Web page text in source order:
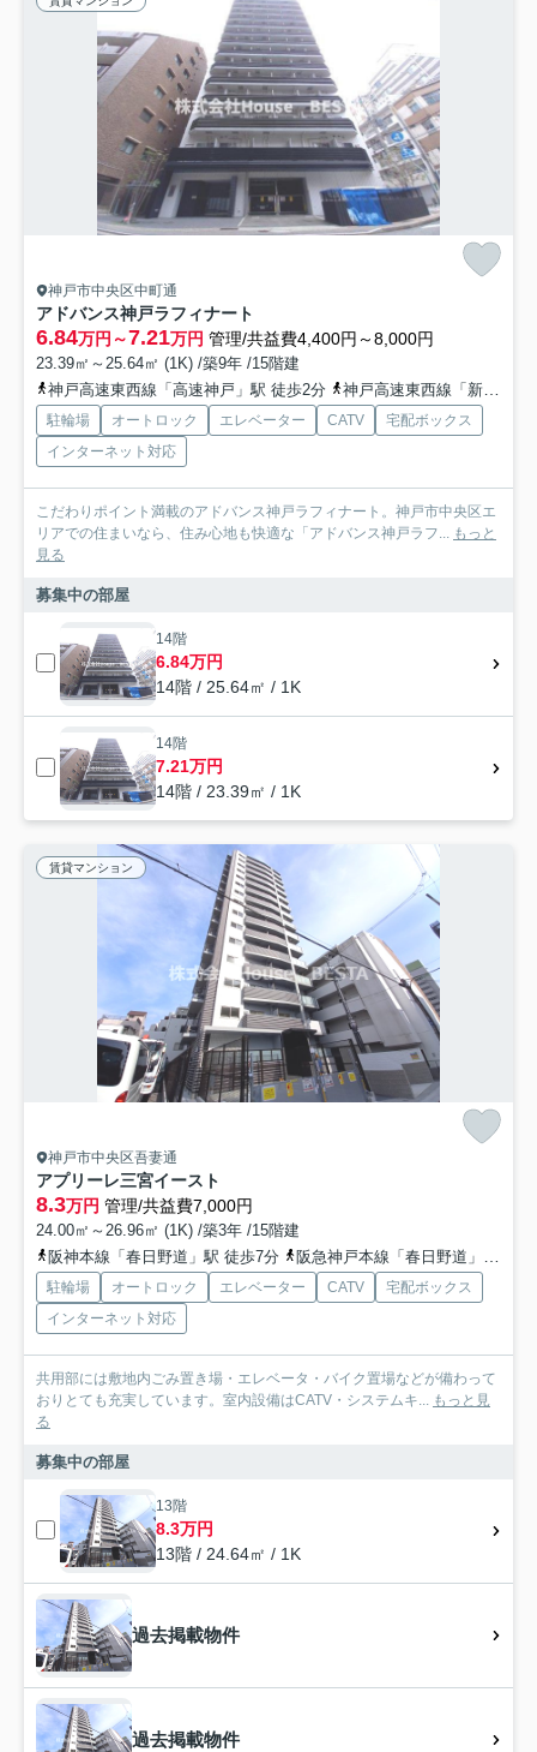
神戸市中央区中町通
アドバンス神戸ラフィナート
6.84万円～7.21万円 管理/共益費4,400円～8,000円
23.39㎡～25.64㎡ (1K) /築9年 /15階建
神戸高速東西線「高速神戸」駅 徒歩2分
神戸高速東西線「新開地」駅 徒歩5分
駐輪場 オートロック エレベーター CATV
宅配ボックス
インターネット対応
こだわりポイント満載のアドバンス神戸ラフィナート。神戸市中央区エ
リアでの住まいなら、住み心地も快適な「アドバンス神戸ラフ... もっと
見る
募集中の部屋
14階
6.84万円
14階 / 25.64㎡ / 1K
14階
7.21万円
14階 / 23.39㎡ / 1K
賃貸マンション
神戸市中央区吾妻通
アプリーレ三宮イースト
8.3万円 管理/共益費7,000円
24.00㎡～26.96㎡ (1K) /築3年 /15階建
阪神本線「春日野道」駅 徒歩7分
阪急神戸本線「春日野道」駅 徒歩10分
駐輪場 オートロック エレベーター CATV
宅配ボックス
インターネット対応
共用部には敷地内ごみ置き場・エレベータ・バイク置場などが備わって
おりとても充実しています。室内設備はCATV・システムキ... もっと見
る
募集中の部屋
13階
8.3万円
13階 / 24.64㎡ / 1K
過去掲載物件
過去掲載物件